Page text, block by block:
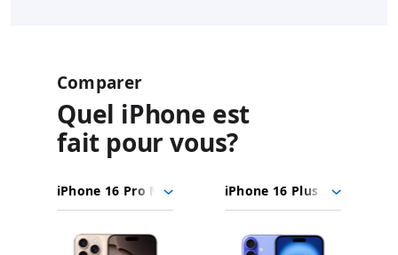
Comparer
Quel iPhone est
fait pour vous?
Pro Max
iPhone 16 Plus
Choisir
Sélectionner
Sélectionner
Images